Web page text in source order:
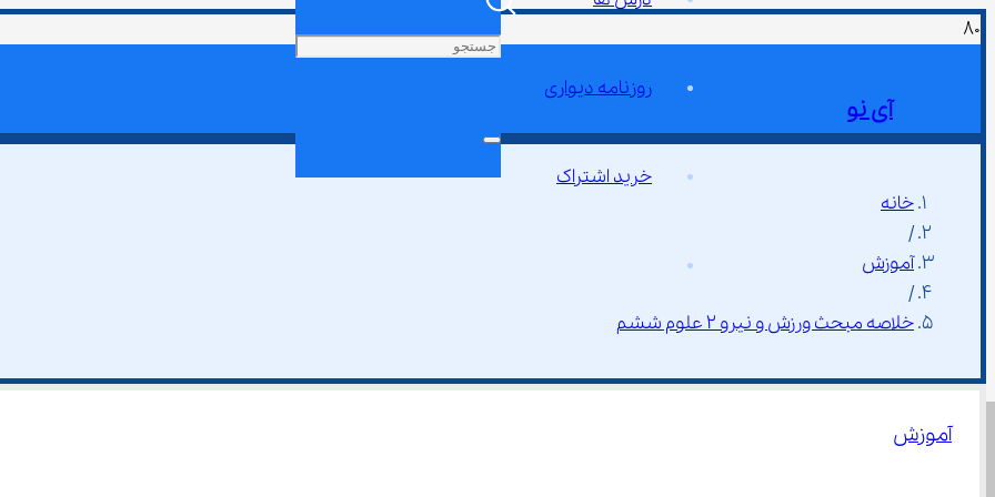
آی نو
روزنامه دیواری
خرید اشتراک
خانه
/
آموزش
/
خلاصه مبحث ورزش و نیرو ۲ علوم ششم
آموزش